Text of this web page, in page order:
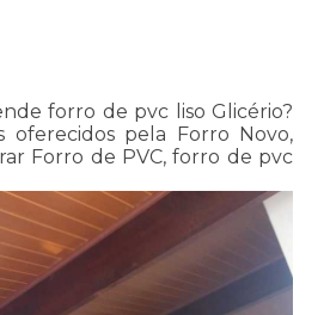
forro de pvc liso Glicério?
oferecidos pela Forro Novo,
Forro de PVC, forro de pvc